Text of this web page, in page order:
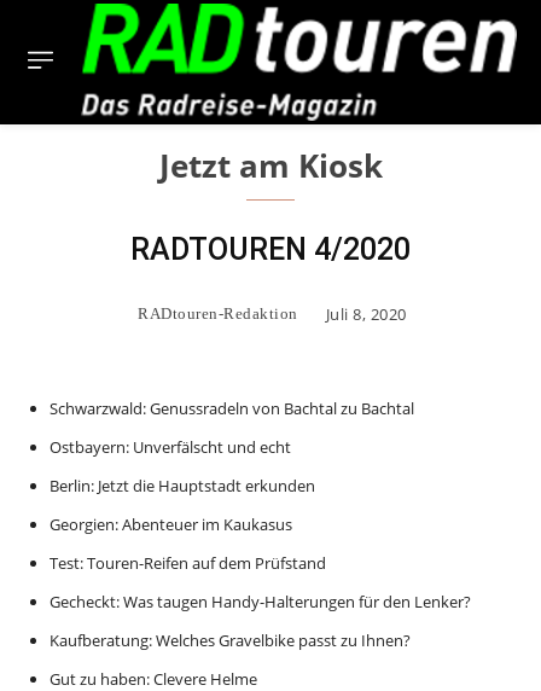
Jetzt am Kiosk
RADTOUREN 4/2020
RADtouren-Redaktion Juli 8, 2020
Schwarzwald: Genussradeln von Bachtal zu Bachtal
Ostbayern: Unverfälscht und echt
Berlin: Jetzt die Hauptstadterkunden
Georgien: Abenteuer im Kaukasus
Test: Touren-Reifen auf dem Prüfstand
Gecheckt: Was taugen Handy-Halterungen für den Lenker?
Kaufberatung: Welches Gravelbike passt zu Ihnen?
Gut zu haben: Clevere Helme